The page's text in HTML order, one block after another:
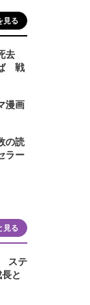
見る
去
戦
漫画
の読
ラー
見る
ステ
と